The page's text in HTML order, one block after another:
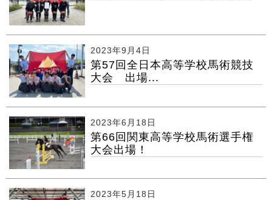
2023年9月4日
第57回全日本高等学校馬術競技
大会 出場...
2023年6月18日
第66回関東高等学校馬術選手権
大会出場！
2023年5月18日